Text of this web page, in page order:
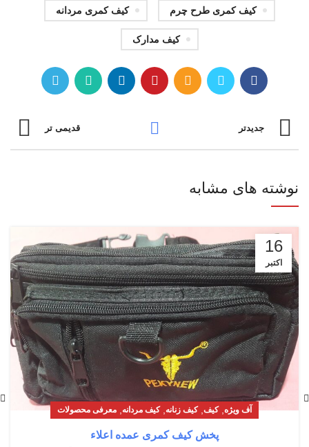
کیف کمری طرح چرم کیف کمری مردانه
کیف مدارک
جدیدتر قدیمی تر
نوشته های مشابه
16
اکتبر
آف ویژه ,کیف ,کیف زنانه ,کیف مردانه معرفی محصولات
پخش کیف کمری عمده اعلاء